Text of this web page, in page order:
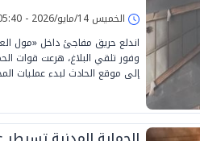
الخميس 14/مايو/2026 - 05:40 م
اندلع حريق مفاجئ داخل «مول
وفور تلقي البلاغ، هرعت قوات
إلى موقع الحادث لبدء عمليات